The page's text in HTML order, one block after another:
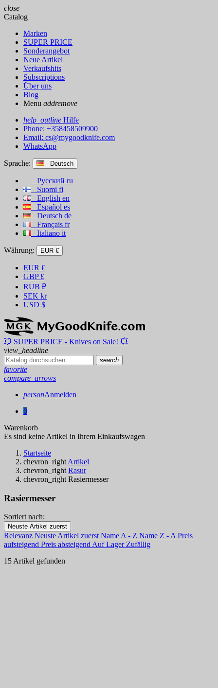
close
Catalog
Marken
SUPER PRICE
Sonderangebot
Neue Artikel
Verkaufshits
Subscriptions
Über uns
Blog
Menu addremove
help_outline Hilfe
Phone: +358458509900
Email: cs@mygoodknife.com
WhatsApp
Sprache: Deutsch
Русский ru
Suomi fi
English en
Español es
Deutsch de
Français fr
Italiano it
Währung: EUR €
EUR €
GBP £
RUB ₽
SEK kr
USD $
💥 SUPER PRICE - Knives on Sale! 💥
view_headline
search
favorite
compare_arrows
personAnmelden
0
Warenkorb
Es sind keine Artikel in Ihrem Einkaufswagen
Startseite
chevron_right Artikel
chevron_right Rasur
chevron_right Rasiermesser
Rasiermesser
Filters:
Clear
Auf Lager
Auf Lager
Sortiert nach:
Neuste Artikel zuerst
Relevanz Neuste Artikel zuerst Name A - Z Name Z - A Preis
aufsteigend Preis absteigend Auf Lager Zufällig
15 Artikel gefunden